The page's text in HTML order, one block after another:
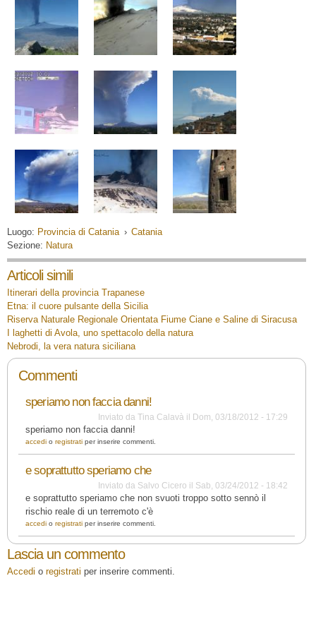
Luogo: Provincia di Catania › Catania
Sezione: Natura
Articoli simili
Itinerari della provincia Trapanese
Etna: il cuore pulsante della Sicilia
Riserva Naturale Regionale Orientata Fiume Ciane e Saline di Siracusa
I laghetti di Avola, uno spettacolo della natura
Nebrodi, la vera natura siciliana
Commenti
speriamo non faccia danni!
Inviato da Tina Calavà il Dom, 03/18/2012 - 17:29
speriamo non faccia danni!
accedi o registrati per inserire commenti.
e soprattutto speriamo che
Inviato da Salvo Cicero il Sab, 03/24/2012 - 18:42
e soprattutto speriamo che non svuoti troppo sotto sennò il
rischio reale di un terremoto c'è
accedi o registrati per inserire commenti.
Lascia un commento
Accedi o registrati per inserire commenti.